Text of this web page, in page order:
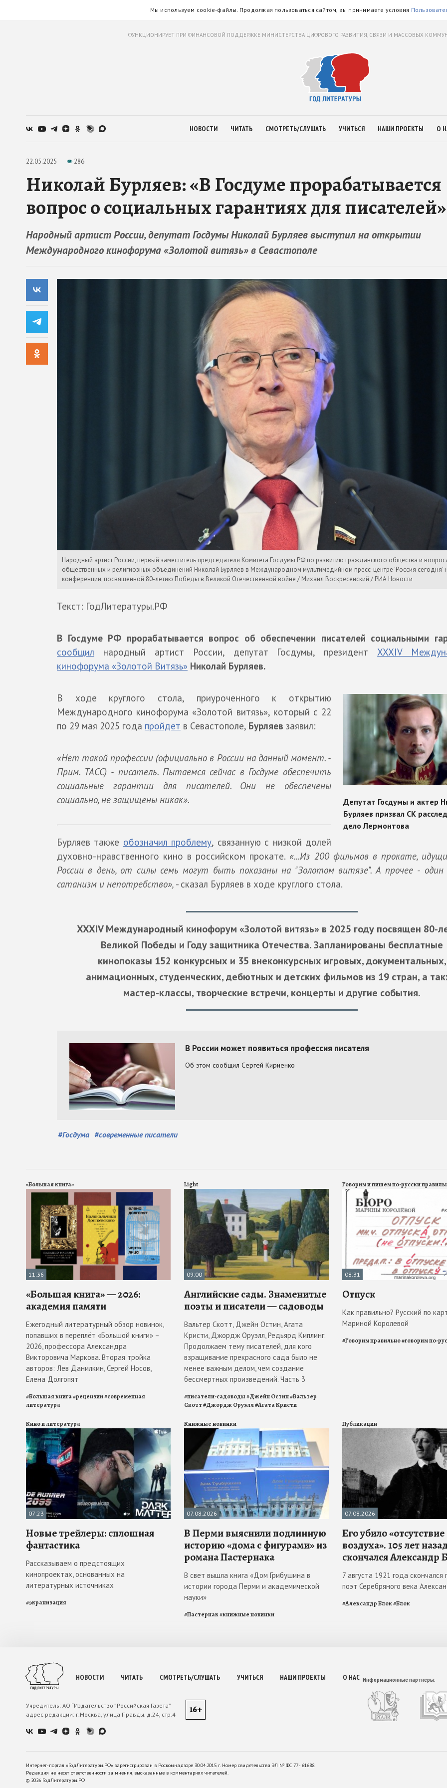
Мы используем cookie-файлы. Продолжая пользоваться сайтом, вы принимаете условия
ФУНКЦИОНИРУЕТ ПРИ ФИНАНСОВОЙ ПОДДЕРЖКЕ МИНИСТЕРСТВА ЦИФРОВОГО РАЗВИТИЯ, СВЯЗИ И МАССОВЫХ
НОВОСТИ ЧИТАТЬ СМОТРЕТЬ/СЛУШАТЬ УЧИТЬСЯ НАШИ ПРОЕКТЫ О
22.05.2025 286
Николай Бурляев: «В Госдуме прорабатывается
вопрос о социальных гарантиях для писателей»
Народный артист России, депутат Госдумы Николай Бурляев выступил на открытии
Международного кинофорума «Золотой витязь» в Севастополе
Народный артист России, первый заместитель председателя Комитета Госдумы РФ по развитию гражданского общества и
общественных и религиозных объединений Николай Бурляев в Международном мультимедийном пресс-центре 'Россия сегодня'
конференции, посвященной 80-летию Победы в Великой Отечественной войне / Михаил Воскресенский / РИА Новости
Текст: ГодЛитературы.РФ
В Госдуме РФ прорабатывается вопрос об обеспечении писателей социальными
сообщил народный артист России, депутат Госдумы, президентXXXIV
кинофорума «Золотой Витязь» Николай Бурляев.
В ходе
круглого стола, приуроченного к открытию
Международного кинофорума «Золотой витязь», который с 22
по 29 мая 2025 года пройдет в Севастополе, Бурляев заявил:
«Нет такой профессии (официально в России на данный момент. -
Прим. ТАСС) - писатель. Пытаемся сейчас в Госдуме обеспечить
социальные гарантии для писателей. Они не обеспечены
социально, не защищены никак».
Бурляев также обозначил проблему, связанную с низкой долей
духовно-нравственного кино в российском прокате. «...Из 200 фильмов в прокате,
России в день, от силы семь могут быть показаны на "Золотом витязе". А прочее - один
сатанизм и непотребство», - сказал Бурляев в ходе круглого стола.
XXXIV Международный кинофорум «Золотой витязь» в 2025 году посвящен 80-
Великой Победы и Году защитника Отечества. Запланированы бесплатные
кинопоказы 152 конкурсных и 35 внеконкурсных игровых, документальных,
анимационных, студенческих, дебютных и детских фильмов из 19 стран, а
мастер-классы, творческие встречи, концерты и другие события.
#Госдума #современные писатели
«Большая книга»
11:36
«Большая книга» — 2026:
академия памяти
Ежегодный литературный обзор новинок,
попавших в переплёт «Большой книги» –
2026, профессора Александра
Викторовича Маркова. Вторая тройка
авторов: Лев Данилкин, Сергей Носов,
Елена Долгопят
#Большая книга#рецензии#современная
литература
Light
09:00
Английские сады. Знаменитые
поэты и писатели — садоводы
Вальтер Скотт, Джейн Остин, Агата
Кристи, Джордж Оруэлл, Редьярд Киплинг.
Продолжаем тему писателей, для кого
взращивание прекрасного сада было не
менее важным делом, чем создание
бессмертных произведений. Часть 3
#писатели-садоводы#Джейн Остин#Вальтер
Скотт#Джордж Оруэлл#Агата Кристи
Говорим и пишем по-русски
08:31
Отпуск
Как правильно? Русский по
Мариной Королевой
#Говорим правильно#говорим по-
Кино и литература
07:23
Новые трейлеры: сплошная
фантастика
Рассказываем о предстоящих
кинопроектах, основанных на
литературных источниках
#экранизация
Книжные новинки
07.08.2026
В Перми выяснили подлинную
историю «дома с фигурами» из
романа Пастернака
В свет вышла книга «Дом Грибушина в
истории города Перми и академической
науки»
#Пастернак#книжные новинки
Публикации
07.08.2026
Его убило «отсутствие
воздуха». 105 лет назад
скончался Александр
7 августа 1921 года скончался
поэт Серебряного века
#Александр Блок#Блок
НОВОСТИ ЧИТАТЬ СМОТРЕТЬ/СЛУШАТЬ УЧИТЬСЯ НАШИ ПРОЕКТЫ О НАС
Учредитель: АО “Издательство ”Российская Газета”
адрес редакции: г.Москва, улица Правды. д.24, стр.4
Информационные партнеры:
Интернет-портал «ГодЛитературы.РФ» зарегистрирован в Роскомнадзоре 30.04.2015 г. Номер свидетельства ЭЛ № ФС 77 - 61688.
Редакция не несет ответственности за мнения, высказанные в комментариях читателей.
© 2026 ГодЛитературы.РФ
16+